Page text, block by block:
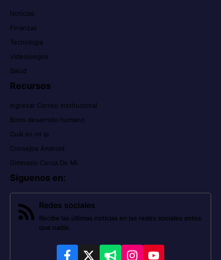
Noticias
Finanzas
Tecnología
Videojuegos
Salud
Recursos
Ingresar Correo Institucional
Bono desarrollo humano
Cuál es mi ip
Consejos Android
Gimnasio Cerca De Mi
Síguenos en:
Redes sociales
Recibe las últimas noticias en las redes sociales antes
que nadie.